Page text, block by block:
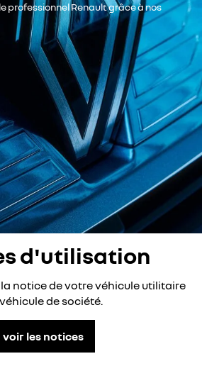
professionnel Renault grâce à nos
d'utilisation
notice de votre véhicule utilitaire
de société.
voir les notices